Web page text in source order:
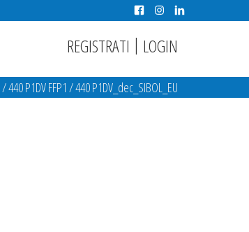
REGISTRATI | LOGIN
/440 P1DV FFP1 /440 P1DV_dec_SIBOL_EU